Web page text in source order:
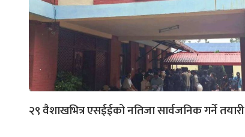
२९ वैशाखभित्र एसईईको नतिजा सार्वजनिक गर्ने तयारी